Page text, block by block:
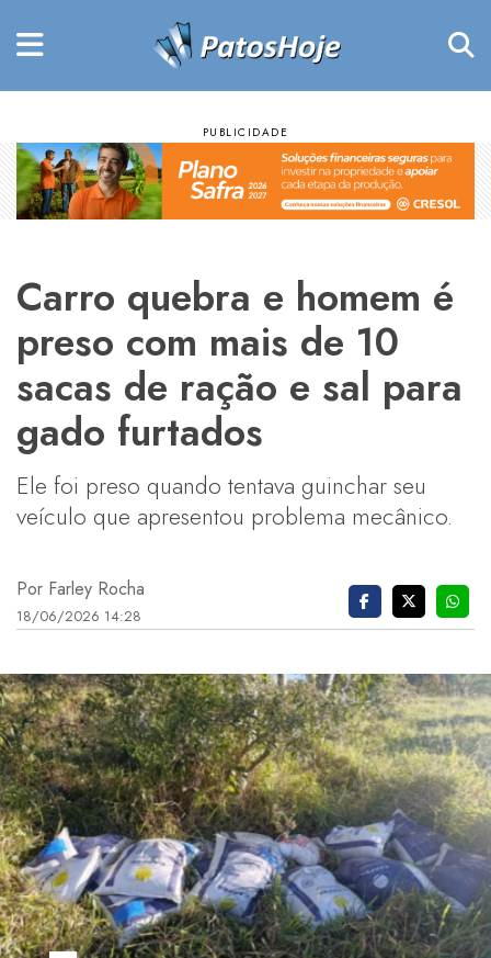
Carro quebra e homem é
preso com mais de 10
sacas de ração e sal para
gado furtados
Ele foi preso quando tentava guinchar seu
veículo que apresentou problema mecânico.
Por Farley Rocha
18/06/2026 14:28